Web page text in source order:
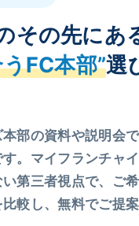
その先にあ
FC本部”選
部の資料や説明会
。マイフランチャ
第三者視点で、ご
較し、無料でご提案